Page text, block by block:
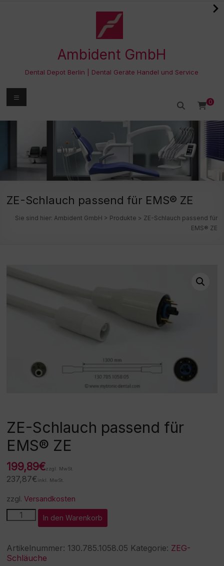
Ambident GmbH
Dental Depot Berlin | Dental Geräte Handel und Service
0
Menü
ZE-Schlauch passend für EMS® ZE
Sie sind hier: Ambident GmbH > Produkte > ZE-Schlauch passend für
EMS® ZE
ZE-Schlauch passend für
EMS® ZE
199,89€zzgl. MwSt.
237,87€ inkl. MwSt.
zzgl.Versandkosten
Schlauch
für
EMS®
ZE
In den Warenkorb
l
e
r
Artikelnummer: 130.785.1058.05 Kategorie: ZEG-
Schläuche